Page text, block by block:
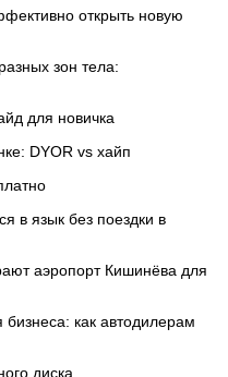
открыть новую
зон тела:
для новичка
DYOR vs хайп
в язык без поездки в
аэропорт Кишинёва для
как автодилерам
диска